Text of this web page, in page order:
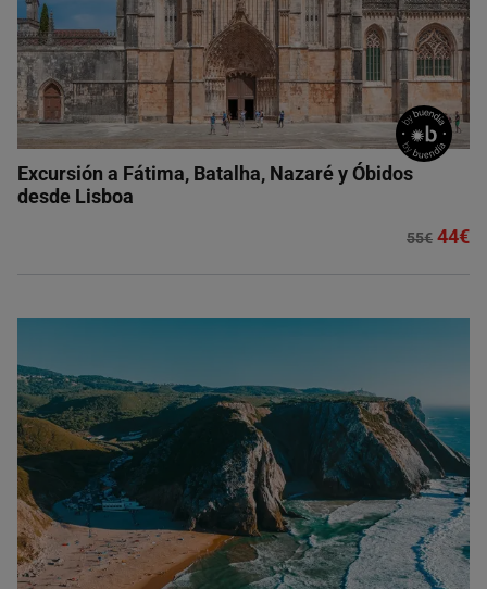
Excursión a Fátima, Batalha, Nazaré y Óbidos
desde Lisboa
55€ 44€